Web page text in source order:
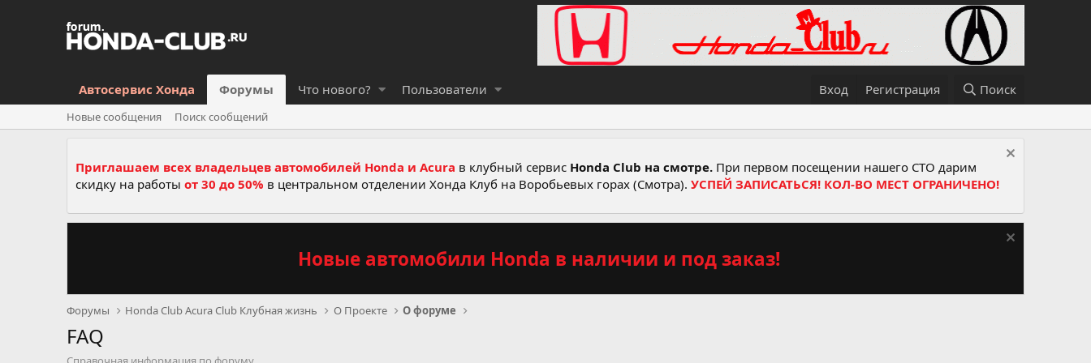
Автосервис Хонда Форумы Что нового? Пользователи Вход Регистрация Поиск
Новые сообщения Поиск сообщений
Приглашаем всех владельцев автомобилей Honda и Acura в клубный сервис Honda Club на смотре. При первом посещении нашего СТО дарим
скидку на работы от 30 до 50% в центральном отделении Хонда Клуб на Воробьевых горах (Смотра). УСПЕЙ ЗАПИСАТЬСЯ! КОЛ-ВО МЕСТ ОГРАНИЧЕНО!
Новые автомобили Honda в наличии и под заказ!
Форумы Honda Club Acura Club Клубная жизнь О Проекте О форуме
FAQ